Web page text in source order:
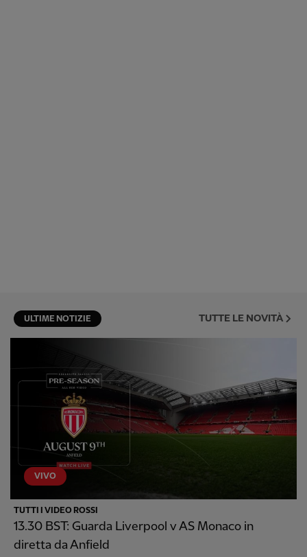
ULTIME NOTIZIE TUTTE LE NOVITÀ
VIVO
TUTTI I VIDEO ROSSI
13.30 BST: Guarda Liverpool v AS Monaco in
diretta da Anfield